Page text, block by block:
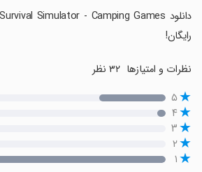
رایگان!
نظرات و امتیازها
۵
۴
۳
۲
۱